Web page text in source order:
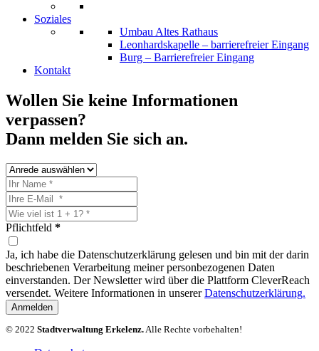
Soziales
Umbau Altes Rathaus
Leonhardskapelle – barrierefreier Eingang
Burg – Barrierefreier Eingang
Kontakt
Wollen Sie keine Informationen
verpassen?
Dann melden Sie sich an.
Pflichtfeld *
Ja, ich habe die Datenschutzerklärung gelesen und bin mit der darin
beschriebenen Verarbeitung meiner personbezogenen Daten
einverstanden. Der Newsletter wird über die Plattform CleverReach
versendet. Weitere Informationen in unsererDatenschutzerklärung.
Anmelden
© 2022 Stadtverwaltung Erkelenz.Alle Rechte vorbehalten!